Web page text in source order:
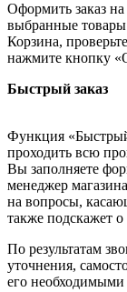
Оформить заказ
выбранные товары
Корзина,
нажмите кнопку
Быстрый заказ
Функция «Быстрый
проходить всю
Вы заполняете
менеджер
на вопросы,
также подскажет
По результатам
уточнения,
его необходимыми